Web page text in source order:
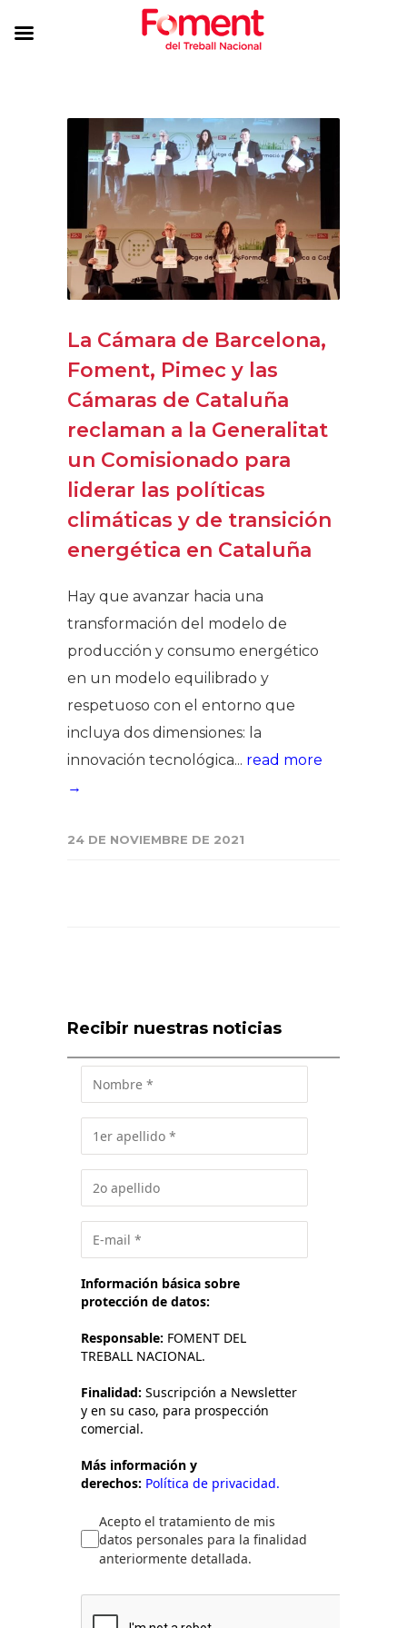
La Cámara de Barcelona,
Foment, Pimec y las
Cámaras de Cataluña
reclaman a la Generalitat
un Comisionado para
liderar las políticas
climáticas y de transición
energética en Cataluña
Hay que avanzar hacia una
transformación del modelo de
producción y consumo energético
en un modelo equilibrado y
respetuoso con el entorno que
incluya dos dimensiones: la
innovación tecnológica... read more
→
24 DE NOVIEMBRE DE 2021
Recibir nuestras noticias
Información básica sobre
protección de datos:
Responsable: FOMENT DEL
TREBALL NACIONAL.
Finalidad: Suscripción a Newsletter
y en su caso, para prospección
comercial.
Más información y
derechos: Política de privacidad.
Acepto el tratamiento de mis
datos personales para la finalidad
anteriormente detallada.